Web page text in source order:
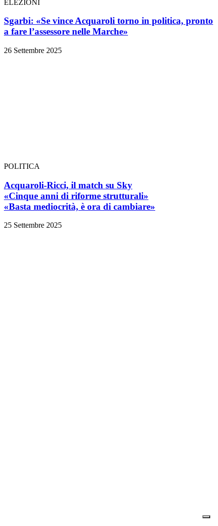
ELEZIONI
Sgarbi: «Se vince Acquaroli torno in politica, pronto
a fare l’assessore nelle Marche»
26 Settembre 2025
POLITICA
Acquaroli-Ricci, il match su Sky
«Cinque anni di riforme strutturali»
«Basta mediocrità, è ora di cambiare»
25 Settembre 2025